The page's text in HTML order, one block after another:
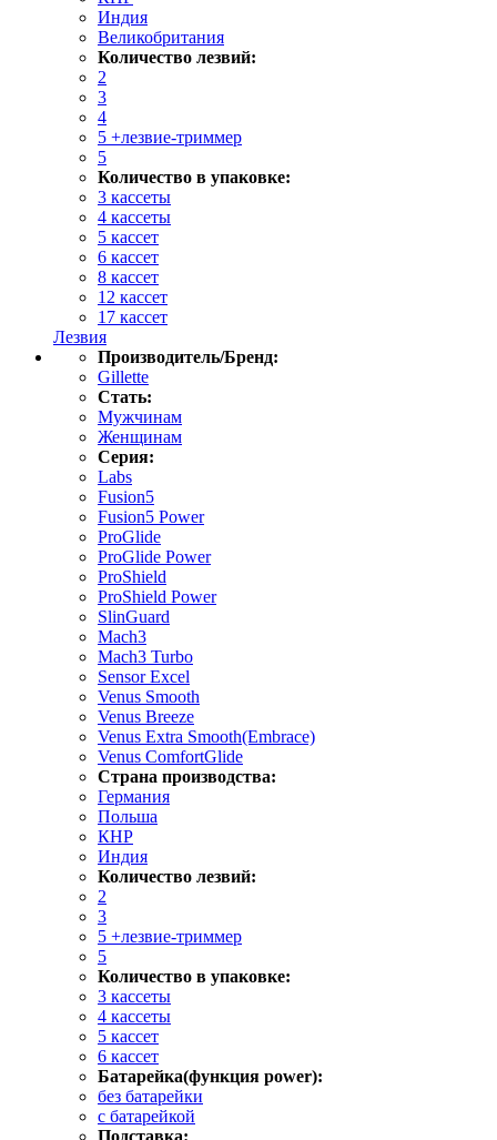
Индия
Великобритания
Количество лезвий:
2
3
4
5 +лезвие-триммер
5
Количество в упаковке:
3 кассеты
4 кассеты
5 кассет
6 кассет
8 кассет
12 кассет
17 кассет
Лезвия
Производитель/Бренд:
Gillette
Стать:
Мужчинам
Женщинам
Серия:
Labs
Fusion5
Fusion5 Power
ProGlide
ProGlide Power
ProShield
ProShield Power
SlinGuard
Mach3
Mach3 Turbo
Sensor Excel
Venus Smooth
Venus Breeze
Venus Extra Smooth(Embrace)
Venus ComfortGlide
Страна производства:
Германия
Польша
КНР
Индия
Количество лезвий:
2
3
5 +лезвие-триммер
5
Количество в упаковке:
3 кассеты
4 кассеты
5 кассет
6 кассет
Батарейка(функция power):
без батарейки
с батарейкой